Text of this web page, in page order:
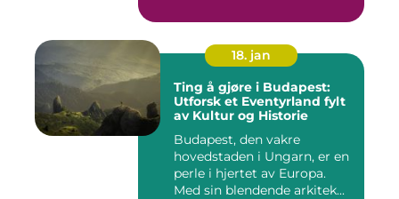
18. jan
Ting å gjøre i Budapest:
Utforsk et Eventyrland fylt
av Kultur og Historie
Budapest, den vakre
hovedstaden i Ungarn, er en
perle i hjertet av Europa.
Med sin blendende arkitek...